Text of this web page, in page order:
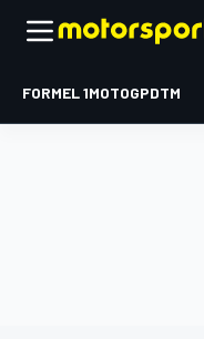
FORMEL 1MOTOGPDTM